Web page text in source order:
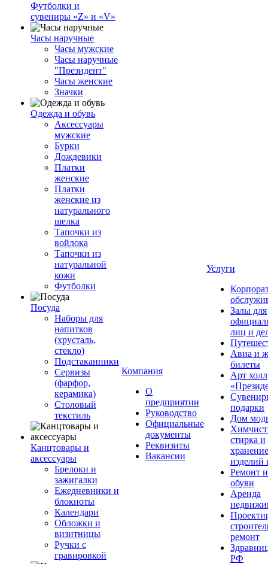
Футболки и
сувениры «Z» и «V»
Часы наручные
Часы мужские
Часы наручные
"Президент"
Часы женские
Значки
Одежда и обувь
Аксессуары
мужские
Бурки
Дождевики
Платки
женские
Платки
женские из
натурального
шелка
Тапочки из
войлока
Тапочки из
натуральной
кожи
Футболки
Посуда
Наборы для
напитков
(хрусталь,
стекло)
Подстаканники
Сервизы
(фарфор,
керамика)
Столовый
текстиль
Канцтовары и
аксессуары
Брелоки и
зажигалки
Ежедневники и
блокноты
Календари
Обложки и
визитницы
Ручки с
гравировкой
Компания
О
предприятии
Руководство
Официальные
документы
Реквизиты
Вакансии
Услуги
Залы для
лиц и
Авиа и
билеты
Арт холл
подарки
Дом
стирка и
хранение
изделий
Ремонт
обуви
Аренда
ремонт
РФ